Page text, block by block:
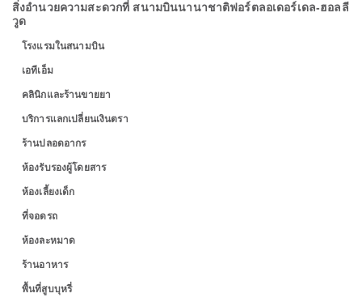
สิ่งอำนวยความสะดวกที่ สนามบินนานาชาติฟอร์ตลอเดอร์เดล-ฮอลลี
วูด
โรงแรมในสนามบิน
เอทีเอ็ม
คลินิกและร้านขายยา
บริการแลกเปลี่ยนเงินตรา
ร้านปลอดอากร
ห้องรับรองผู้โดยสาร
ห้องเลี้ยงเด็ก
ที่จอดรถ
ห้องละหมาด
ร้านอาหาร
พื้นที่สูบบุหรี่